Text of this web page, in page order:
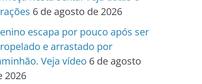
6 de agosto de 2026
escapa por pouco após ser
e arrastado por
Veja vídeo 6 de agosto
2026